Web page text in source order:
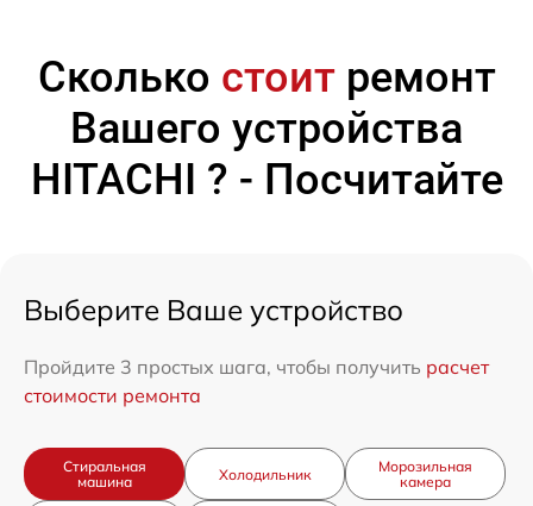
Сколько стоитремонт
Вашего устройства
HITACHI ? - Посчитайте
Выберите Ваше устройство
Пройдите 3 простых шага, чтобы получить расчет
стоимости ремонта
Стиральная
машина
Холодильник
Морозильная
камера